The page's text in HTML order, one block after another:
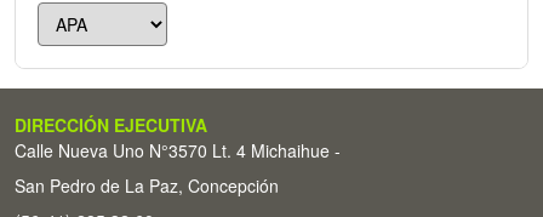
DIRECCIÓN EJECUTIVA
Calle Nueva Uno N°3570 Lt. 4 Michaihue -
San Pedro de La Paz, Concepción